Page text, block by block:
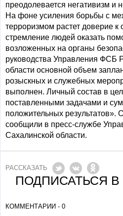
преодолевается негативизм и
На фоне усиления борьбы с
терроризмом растет доверие
стремление людей оказать
возложенных на органы
руководства Управления ФСБ
области основной объем
розыскных и служебных
выполнен. Личный состав в
поставленными задачами и
положительных
сообщили в пресс-службе
Сахалинской области.
РАССКАЗАТЬ
ПОДПИСАТЬСЯ В
КОММЕНТАРИИ - 0